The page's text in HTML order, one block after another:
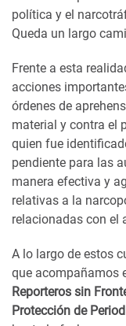
política y el
Queda un largo
Frente a esta
acciones
órdenes de
material y contra el
quien fue
pendiente para las
manera efectiva y
relativas a la
relacionadas con el
A lo largo de estos
que acompañamos
Reporteros sin
Protección de